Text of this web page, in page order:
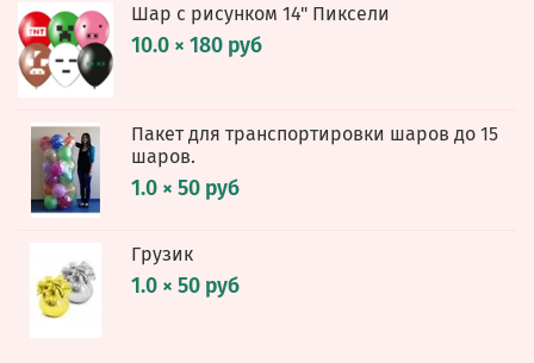
Шар с рисунком 14" Пиксели
10.0 × 180 руб
Пакет для транспортировки шаров до 15
шаров.
1.0 × 50 руб
Грузик
1.0 × 50 руб